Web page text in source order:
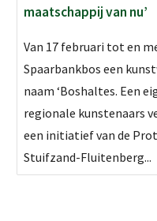
maatschappij van nu’
Van 17 februari tot en
Spaarbankbos een
naam ‘Boshaltes. Een
regionale kunstenaars
een initiatief van de
Stuifzand-Fluitenberg...